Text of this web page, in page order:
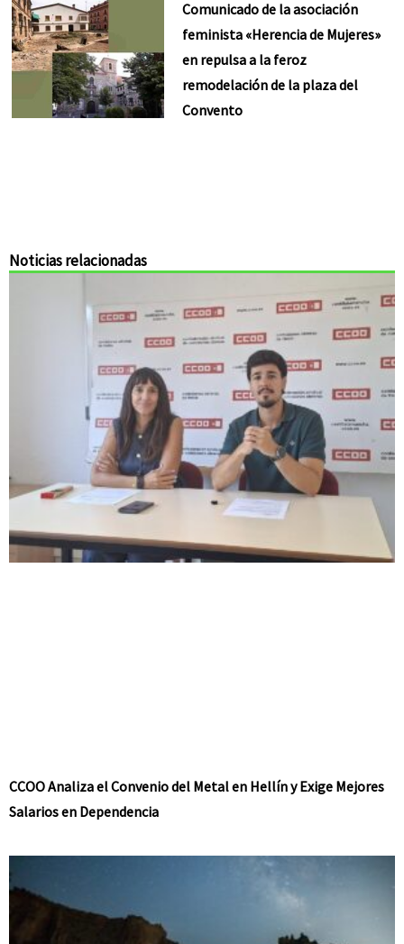
Comunicado de la asociación
feminista «Herencia de Mujeres»
en repulsa a la feroz
remodelación de la plaza del
Convento
Noticias relacionadas
CCOO Analiza el Convenio del Metal en Hellín y Exige Mejores
Salarios en Dependencia